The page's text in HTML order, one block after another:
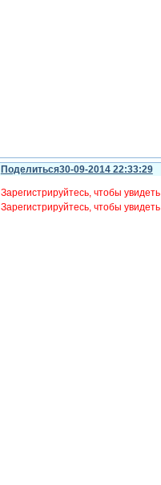
Поделиться30-09-2014 22:33:29
Зарегистрируйтесь, чтобы
Зарегистрируйтесь, чтобы